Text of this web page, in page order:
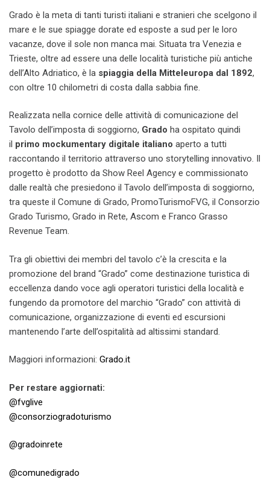
Grado è la meta di tanti turisti italiani e stranieri che scelgono il
mare e le sue spiagge dorate ed esposte a sud per le loro
vacanze, dove il sole non manca mai. Situata tra Venezia e
Trieste, oltre ad essere una delle località turistiche più antiche
dell’Alto Adriatico, è la spiaggia della Mitteleuropa dal 1892,
con oltre 10 chilometri di costa dalla sabbia fine.
Realizzata nella cornice delle attività di comunicazione del
Tavolo dell’imposta di soggiorno, Grado ha ospitato quindi
il primo mockumentary digitale italiano aperto a tutti
raccontando il territorio attraverso uno storytelling innovativo. Il
progetto è prodotto da Show Reel Agency e commissionato
dalle realtà che presiedono il Tavolo dell’imposta di soggiorno,
tra queste il Comune di Grado, PromoTurismoFVG, il Consorzio
Grado Turismo, Grado in Rete, Ascom e Franco Grasso
Revenue Team.
Tra gli obiettivi dei membri del tavolo c’è la crescita e la
promozione del brand “Grado” come destinazione turistica di
eccellenza dando voce agli operatori turistici della località e
fungendo da promotore del marchio “Grado” con attività di
comunicazione, organizzazione di eventi ed escursioni
mantenendo l’arte dell’ospitalità ad altissimi standard.
Maggiori informazioni: Grado.it
Per restare aggiornati:
@fvglive
@consorziogradoturismo
@gradoinrete
@comunedigrado